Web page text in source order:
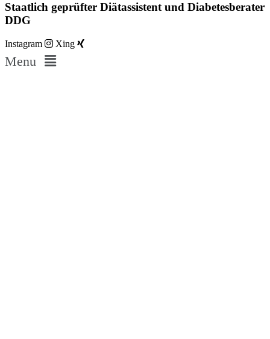
Staatlich geprüfter Diätassistent und Diabetesberater
DDG
Instagram Xing
Menu